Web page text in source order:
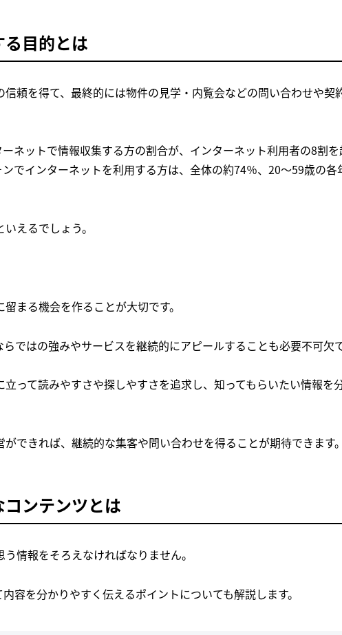
目的とは
頼を得て、最終的には物件の見学・内覧会などの問い合わせや契
ネットで情報収集する方の割合が、インターネット利用者の8割を
でインターネットを利用する方は、全体の約74％、20～59歳の各
えるでしょう。
まる機会を作ることが大切です。
ではの強みやサービスを継続的にアピールすることも必要不可欠で
って読みやすさや探しやすさを追求し、知ってもらいたい情報を
できれば、継続的な集客や問い合わせを得ることが期待できます。
ンテンツとは
情報をそろえなければなりません。
容を分かりやすく伝えるポイントについても解説します。